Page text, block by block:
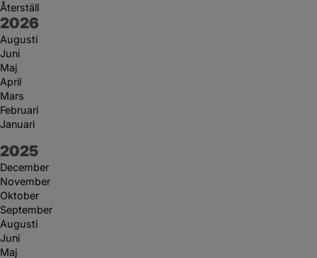
Återställ
År:
2026
Augusti
Juni
Maj
April
Mars
Februari
Januari
År:
2025
December
November
Oktober
September
Augusti
Juni
Maj